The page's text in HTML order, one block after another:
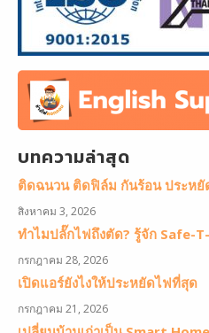
บทความล่าสุด
ติดฉนวน ติดฟิล์ม กันร้อน ประหยั
สิงหาคม 3, 2026
ทำไมปลั๊กไฟถึงตัด? รู้จัก Safe-
กรกฎาคม 28, 2026
เปิดแอร์ยังไงให้ประหยัดไฟที่สุด
กรกฎาคม 21, 2026